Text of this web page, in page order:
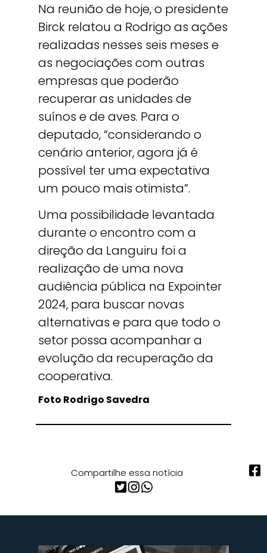
Na reunião de hoje, o presidente
Birck relatou a Rodrigo as ações
realizadas nesses seis meses e
as negociações com outras
empresas que poderão
recuperar as unidades de
suínos e de aves. Para o
deputado, “considerando o
cenário anterior, agora já é
possível ter uma expectativa
um pouco mais otimista”.
Uma possibilidade levantada
durante o encontro com a
direção da Languiru foi a
realização de uma nova
audiência pública na Expointer
2024, para buscar novas
alternativas e para que todo o
setor possa acompanhar a
evolução da recuperação da
cooperativa.
Foto Rodrigo Savedra
Compartilhe essa notícia